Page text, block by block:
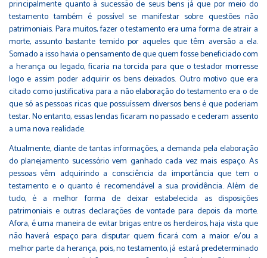
principalmente quanto à sucessão de seus bens já que por meio do
testamento também é possível se manifestar sobre questões não
patrimoniais. Para muitos, fazer o testamento era uma forma de atrair a
morte, assunto bastante temido por aqueles que têm aversão a ela.
Somado a isso havia o pensamento de que quem fosse beneficiado com
a herança ou legado, ficaria na torcida para que o testador morresse
logo e assim poder adquirir os bens deixados. Outro motivo que era
citado como justificativa para a não elaboração do testamento era o de
que só as pessoas ricas que possuíssem diversos bens é que poderiam
testar. No entanto, essas lendas ficaram no passado e cederam assento
a uma nova realidade.
Atualmente, diante de tantas informações, a demanda pela elaboração
do planejamento sucessório vem ganhado cada vez mais espaço. As
pessoas vêm adquirindo a consciência da importância que tem o
testamento e o quanto é recomendável a sua providência. Além de
tudo, é a melhor forma de deixar estabelecida as disposições
patrimoniais e outras declarações de vontade para depois da morte.
Afora, é uma maneira de evitar brigas entre os herdeiros, haja vista que
não haverá espaço para disputar quem ficará com a maior e/ou a
melhor parte da herança, pois, no testamento, já estará predeterminado